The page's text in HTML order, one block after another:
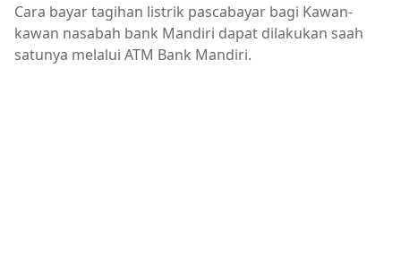
Cara bayar tagihan listrik pascabayar bagi Kawan-
kawan nasabah bank Mandiri dapat dilakukan saah
satunya melalui ATM Bank Mandiri.